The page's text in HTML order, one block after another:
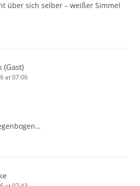
über sich selber – weißer Simmel
(Gast)
at 07:06